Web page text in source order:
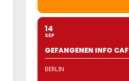
14
SEP
GEFANGENEN INFO
BERLIN